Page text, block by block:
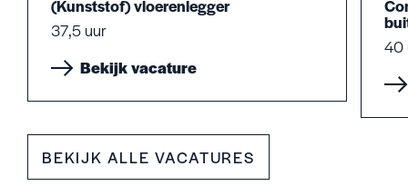
(Kunststof) vloerenlegger
37,5 uur
Bekijk vacature
40
BEKIJK ALLE VACATURES